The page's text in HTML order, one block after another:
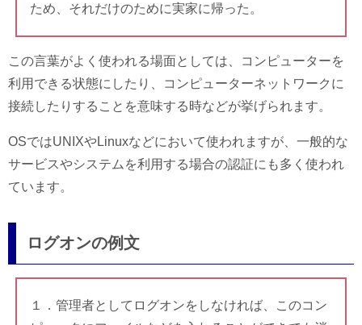
ため、それだけのために実家に帰った。
この言葉がよく使われる場面としては、コンピューターを
利用できる状態にしたり、コンピューターネットワークに
接続したりすることを意味する時などが挙げられます。
OSではUNIXやLinuxなどにおいて使われますが、一般的な
サービスやシステムを利用する場合の認証にも多く使われ
ています。
ログオンの例文
１．管理者としてログオンをしなければ、このコン